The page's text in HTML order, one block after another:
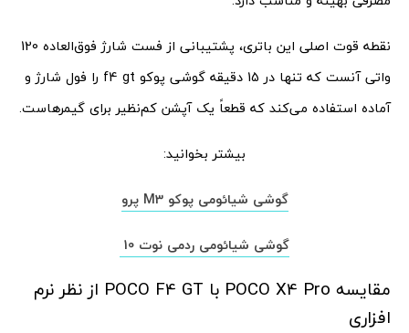
نقطه قوت اصلی این باتری، پشتیبانی از فست شارژ فوق‌العاده 120
واتی آنست که تنها در 15 دقیقه گوشی پوکو f4 gt را فول شارژ و
آماده استفاده می‌کند که قطعاً یک آپشن کم‌نظیر برای گیمرهاست.
بیشتر بخوانید:
گوشی شیائومی پوکو M3 پرو
گوشی شیائومی ردمی نوت 10
مقایسه POCO X4 Pro با POCO F4 GT از نظر نرم
افزاری